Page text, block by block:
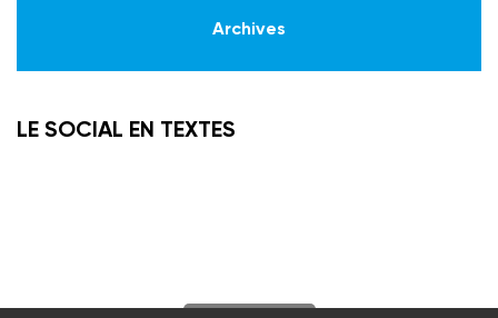
Archives
LE SOCIAL EN TEXTES